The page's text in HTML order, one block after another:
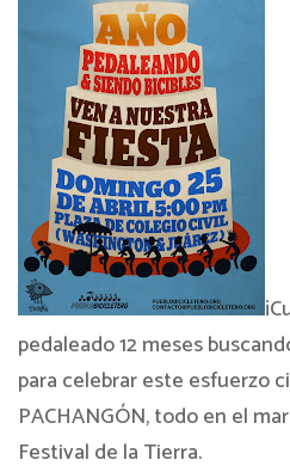
pedaleado 12 meses
para celebrar este esfuerzo
PACHANGÓN, todo en el
Festival de la Tierra.